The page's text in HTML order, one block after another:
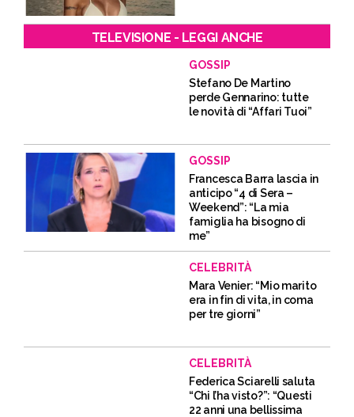
TELEVISIONE - LEGGI ANCHE
GOSSIP
Stefano De Martino
perde Gennarino: tutte
le novità di “Affari Tuoi”
GOSSIP
Francesca Barra lascia in
anticipo “4 di Sera –
Weekend”: “La mia
famiglia ha bisogno di
me”
CELEBRITÀ
Mara Venier: “Mio marito
era in fin di vita, in coma
per tre giorni”
CELEBRITÀ
Federica Sciarelli saluta
“Chi l’ha visto?”: “Questi
22 anni una bellissima